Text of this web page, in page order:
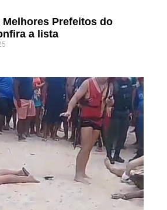
Prefeitos do
a lista